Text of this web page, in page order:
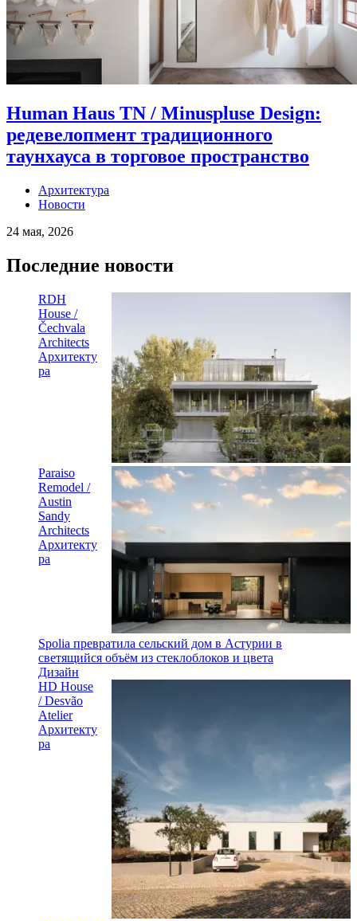
Human Haus TN / Minuspluse Design:
редевелопмент традиционного
таунхауса в торговое пространство
Архитектура
Новости
24 мая, 2026
Последние новости
RDH
House /
Čechvala
Architects
Архитекту
ра
Paraiso
Remodel /
Austin
Sandy
Architects
Архитекту
ра
Spolia превратила сельский дом в Астурии в
светящийся объём из стеклоблоков и цвета
Дизайн
HD House
/ Desvão
Atelier
Архитекту
ра